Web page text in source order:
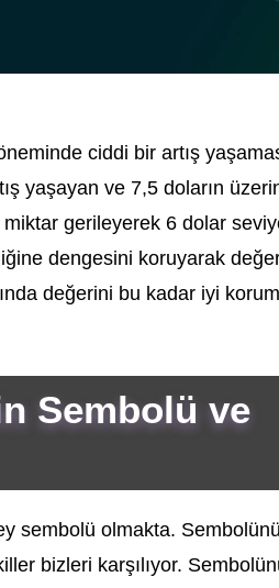
ciddi bir artış
yaşayan ve 7,5 doların
gerileyerek 6 dolar
dengesini koruyarak
değerini bu kadar iyi
Sembolü ve
sembolü olmakta. Sembolünü
bizleri karşılıyor.